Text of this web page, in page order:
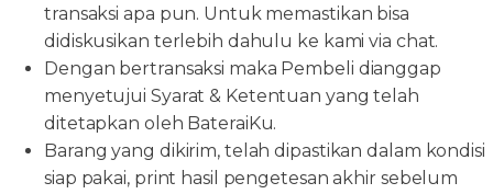
transaksi apa pun. Untuk memastikan bisa
didiskusikan terlebih dahulu ke kami via chat.
Dengan bertransaksi maka Pembeli dianggap
menyetujui Syarat & Ketentuan yang telah
ditetapkan oleh BateraiKu.
Barang yang dikirim, telah dipastikan dalam kondisi
siap pakai, print hasil pengetesan akhir sebelum